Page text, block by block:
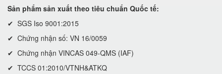
Sản phẩm sản xuất theo tiêu chuẩn Quốc tế:
✔ SGS Iso 9001:2015
✔ Chứng nhận số: VN 16/0059
✔ Chứng nhận VINCAS 049-QMS (IAF)
✔ TCCS 01:2010/VTNH&ATKQ